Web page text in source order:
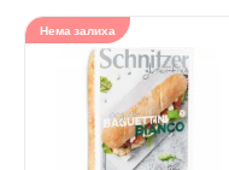
Нема залиха